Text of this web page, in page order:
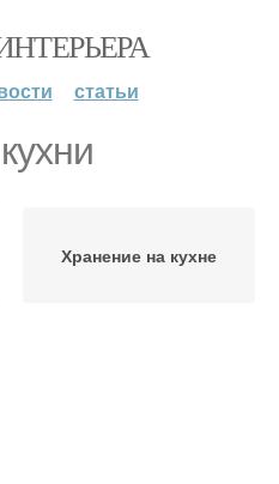
статьи
Хранение на кухне